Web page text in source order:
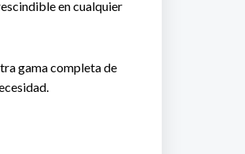
en cualquier
gama completa de